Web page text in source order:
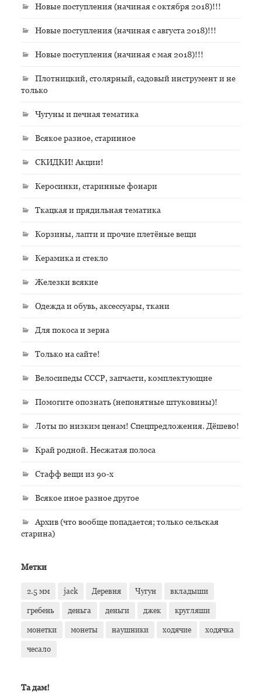
Новые поступления (начиная с октября 2018)!!!
Новые поступления (начиная с августа 2018)!!!
Новые поступления (начиная с мая 2018)!!!
Плотницкий, столярный, садовый инструмент и не
только
Чугуны и печная тематика
Всякое разное, старинное
СКИДКИ! Акции!
Керосинки, старинные фонари
Ткацкая и прядильная тематика
Корзины, лапти и прочие плетёные вещи
Керамика и стекло
Железки всякие
Одежда и обувь, аксессуары, ткани
Для покоса и зерна
Только на сайте!
Велосипеды СССР, запчасти, комплектующие
Помогите опознать (непонятные штуковины)!
Лоты по низким ценам! Спецпредложения. Дёшево!
Край родной. Несжатая полоса
Стафф вещи из 90-х
Всякое иное разное другое
Архив (что вообще попадается; только сельская
старина)
Метки
2.5 мм jack Деревня Чугун вкладыши
гребень деньга деньги джек кругляши
монетки монеты наушники ходячие ходячка
чесало
Та дам!